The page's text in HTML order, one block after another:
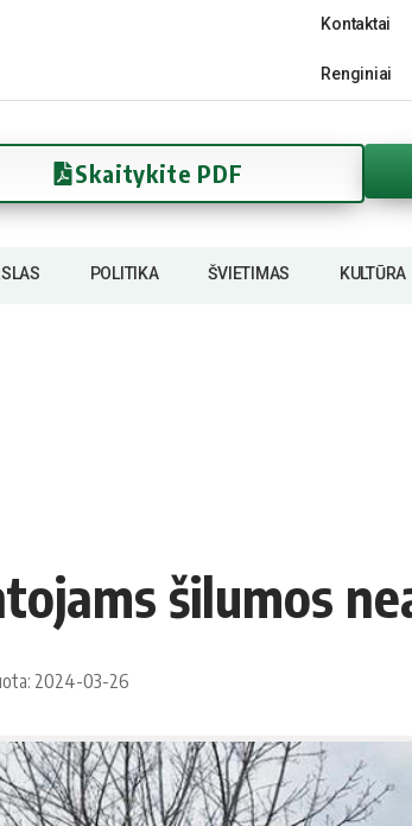
Kontaktai
Renginiai
Skaitykite PDF
POLITIKA ŠVIETIMAS KULTŪRA
šilumos
2024-03-26